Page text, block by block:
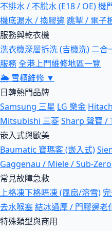
不排水 / 不脫水 (E18 / OE)機
機底漏水 / 換膠邊跳掣 / 電子
服務與乾衣機
洗衣機深層拆洗 (吉機洗) 二合
服務全港上門維修地區一覽
🌦 雪櫃維修 ▼
日韓熱門品牌
Samsung 三星 LG 樂金
Mitsubishi 三菱Sharp 聲寶 /
嵌入式與歐美
Baumatic 寶瑪客 (嵌入式)
Gaggenau / Miele / Sub-Zero
常見故障急救
上格凍下格唔凍 (風扇/溶雪)
去水喉塞結冰過厚 / 門膠邊老
特殊類型與商用